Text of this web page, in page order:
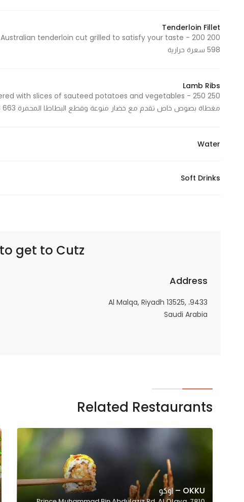
Tenderloin Fillet
598 سعرة حرارية
Lamb Ribs
مغطاة بصوص خاص تقدم مع خضار منوعة وقطع البطاطا المحمرة 663 Cal - 663 سعرة حرارية
Water
Soft Drinks
get to Cutz – كتز
Address
9433، Al Malqa, Riyadh 13525,
Saudi Arabia
Related Restaurants
OKKU – اوكو